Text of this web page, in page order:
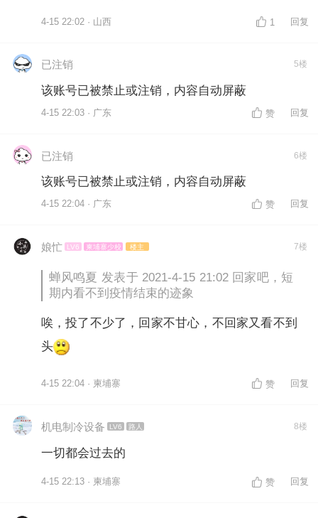
4-15 22:02 · 山西 1 回复
已注销 5楼
该账号已被禁止或注销，内容自动屏蔽
4-15 22:03 · 广东 赞 回复
已注销 6楼
该账号已被禁止或注销，内容自动屏蔽
4-15 22:04 · 广东 赞 回复
娘忙 LV6 柬埔寨少校 楼主 7楼
蝉风鸣夏 发表于 2021-4-15 21:02 回家吧，短
期内看不到疫情结束的迹象
唉，投了不少了，回家不甘心，不回家又看不到
头
4-15 22:04 · 柬埔寨 赞 回复
机电制冷设备 LV6 路人 8楼
一切都会过去的
4-15 22:13 · 柬埔寨 赞 回复